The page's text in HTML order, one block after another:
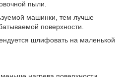
пыли.
машинки, тем лучше
поверхности.
шлифовать на маленькой